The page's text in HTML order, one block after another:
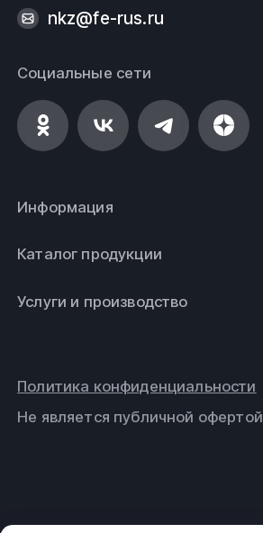
nkz@fe-rus.ru
Социальные сети
Информация
Каталог продукции
Услуги и производство
Не является публичной офертой
Политика конфиденциальности